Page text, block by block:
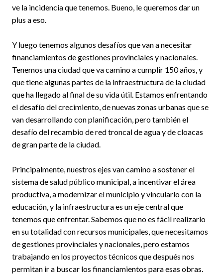
ve la incidencia que tenemos. Bueno, le queremos dar un
plus a eso.
Y luego tenemos algunos desafíos que van a necesitar
financiamientos de gestiones provinciales y nacionales.
Tenemos una ciudad que va camino a cumplir 150 años, y
que tiene algunas partes de la infraestructura de la ciudad
que ha llegado al final de su vida útil. Estamos enfrentando
el desafío del crecimiento, de nuevas zonas urbanas que se
van desarrollando con planificación, pero también el
desafío del recambio de red troncal de agua y de cloacas
de gran parte de la ciudad.
Principalmente, nuestros ejes van camino a sostener el
sistema de salud público municipal, a incentivar el área
productiva, a modernizar el municipio y vincularlo con la
educación, y la infraestructura es un eje central que
tenemos que enfrentar. Sabemos que no es fácil realizarlo
en su totalidad con recursos municipales, que necesitamos
de gestiones provinciales y nacionales, pero estamos
trabajando en los proyectos técnicos que después nos
permitan ir a buscar los financiamientos para esas obras.